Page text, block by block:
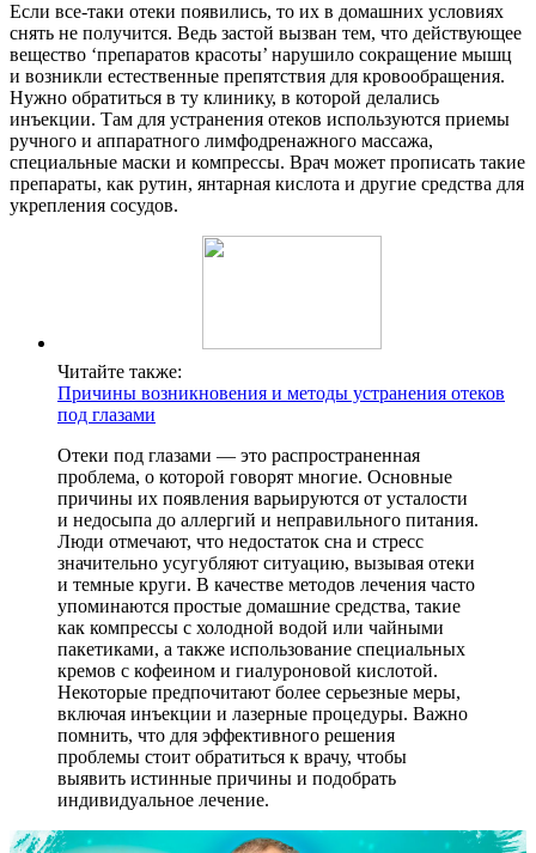
Если все-таки отеки появились, то их в домашних условиях
снять не получится. Ведь застой вызван тем, что действующее
вещество ‘препаратов красоты’ нарушило сокращение мышц
и возникли естественные препятствия для кровообращения.
Нужно обратиться в ту клинику, в которой делались
инъекции. Там для устранения отеков используются приемы
ручного и аппаратного лимфодренажного массажа,
специальные маски и компрессы. Врач может прописать такие
препараты, как рутин, янтарная кислота и другие средства для
укрепления сосудов.
Читайте также:
Причины возникновения и методы устранения отеков
под глазами
Отеки под глазами — это распространенная
проблема, о которой говорят многие. Основные
причины их появления варьируются от усталости
и недосыпа до аллергий и неправильного питания.
Люди отмечают, что недостаток сна и стресс
значительно усугубляют ситуацию, вызывая отеки
и темные круги. В качестве методов лечения часто
упоминаются простые домашние средства, такие
как компрессы с холодной водой или чайными
пакетиками, а также использование специальных
кремов с кофеином и гиалуроновой кислотой.
Некоторые предпочитают более серьезные меры,
включая инъекции и лазерные процедуры. Важно
помнить, что для эффективного решения
проблемы стоит обратиться к врачу, чтобы
выявить истинные причины и подобрать
индивидуальное лечение.